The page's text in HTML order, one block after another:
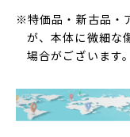
※特価品・新古品・
が、本体に微細な
場合がございます。